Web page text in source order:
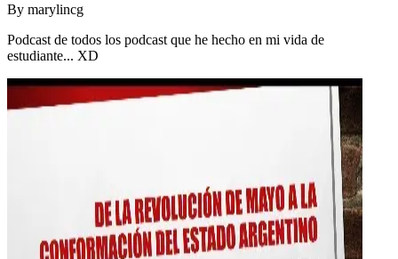
By marylincg
Podcast de todos los podcast que he hecho en mi vida de
estudiante... XD